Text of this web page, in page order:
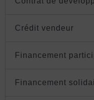
Crédit vendeur
Financement
Financement